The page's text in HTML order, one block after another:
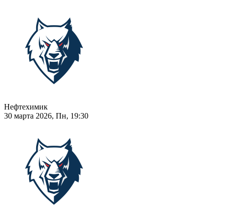
Нефтехимик
30 марта 2026, Пн, 19:30